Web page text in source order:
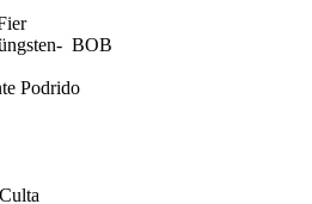
BOB
Podrido